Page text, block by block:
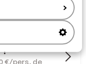
en
?
€/pers. de